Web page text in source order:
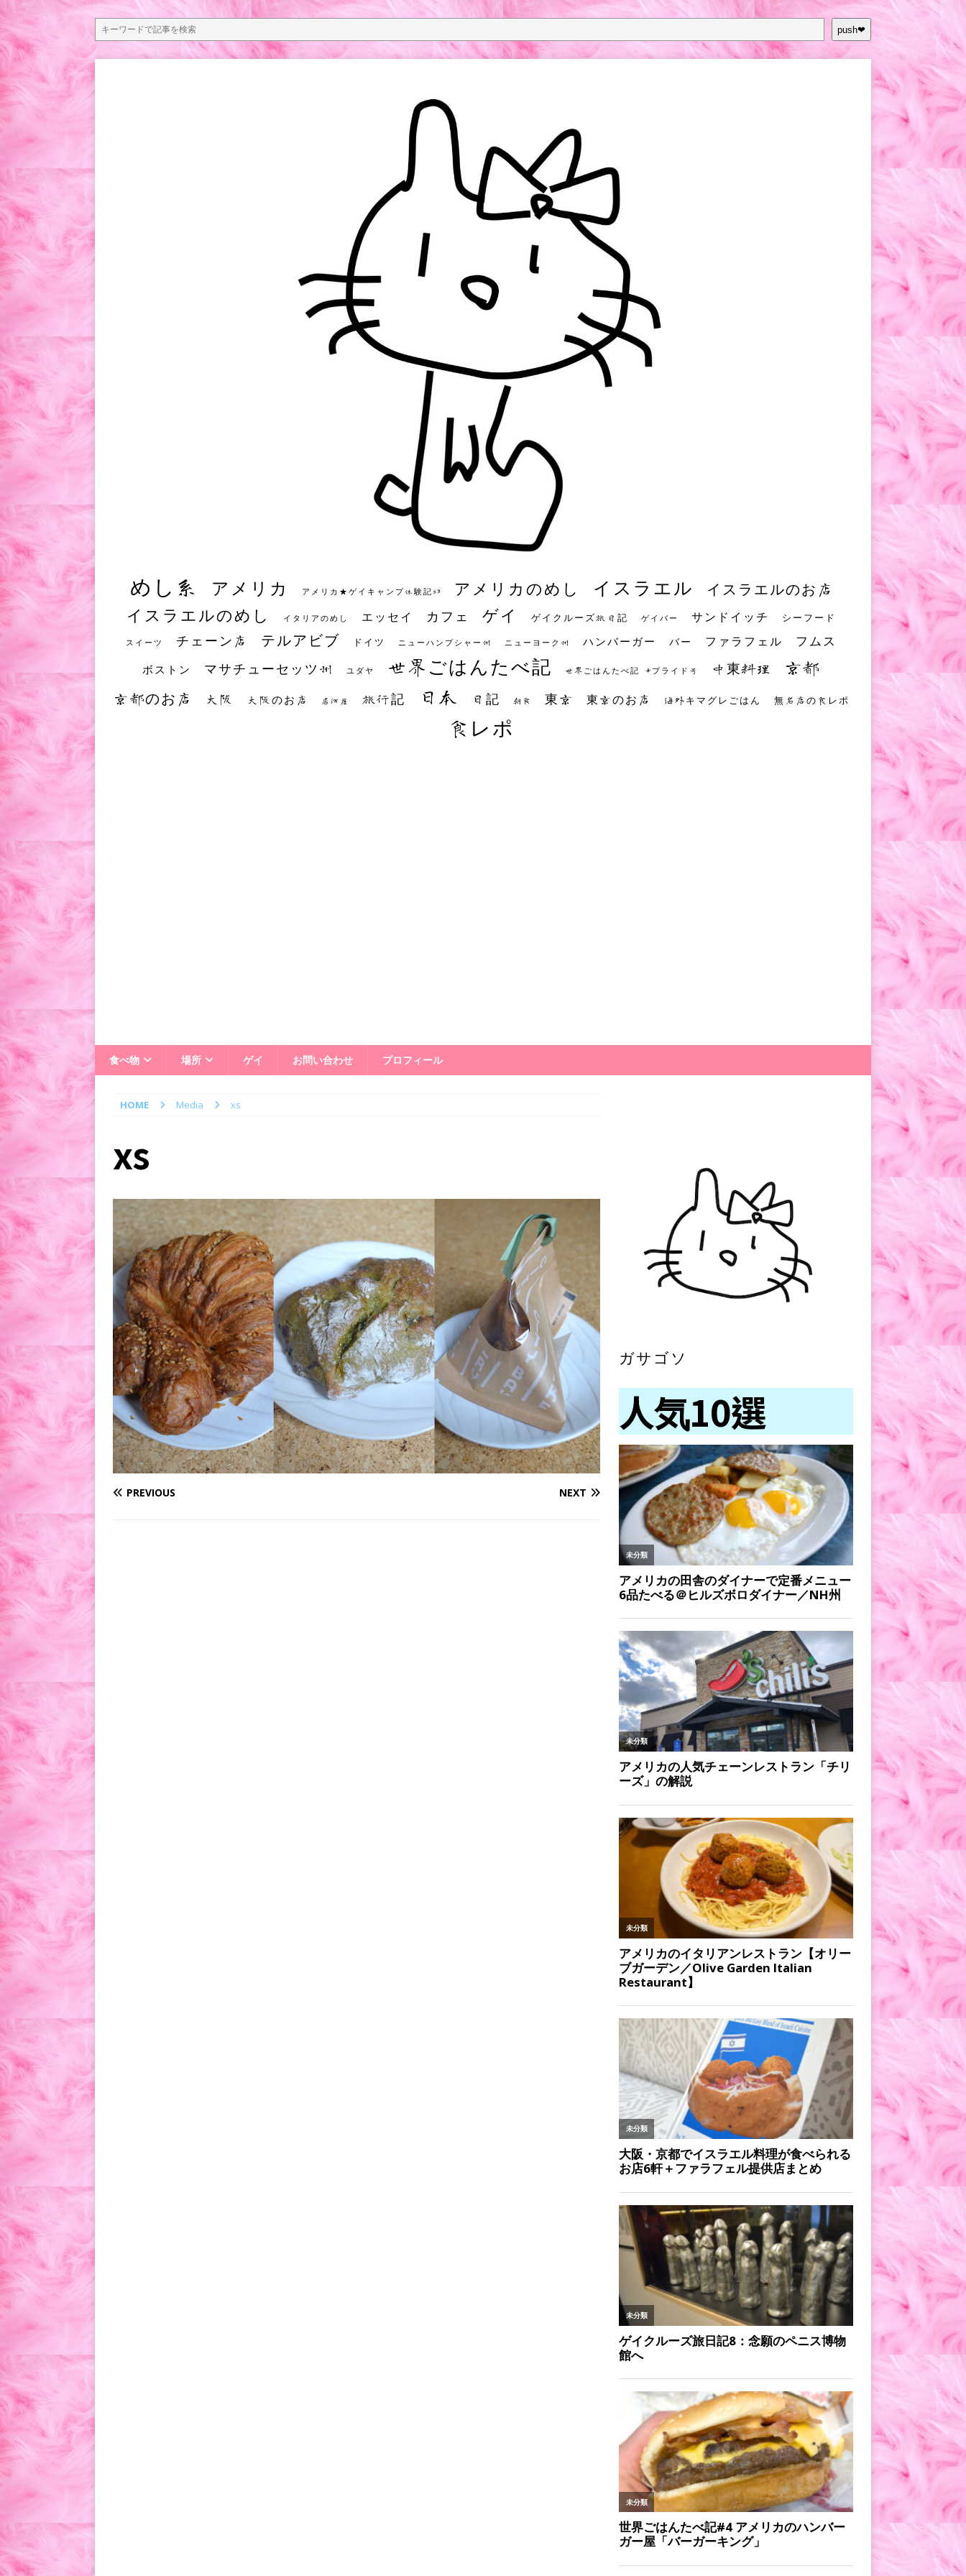
push❤︎
めし系 アメリカ アメリカ★ゲイキャンプ体験記S3 アメリカのめし イスラエル イスラエルのお店
イスラエルのめし イタリアのめし エッセイ カフェ ゲイ ゲイクルーズ旅日記 ゲイバー サンドイッチ シーフード
スイーツ チェーン店 テルアビブ ドイツ ニューハンプシャー州 ニューヨーク州 ハンバーガー バー ファラフェル フムス
ボストン マサチューセッツ州 ユダヤ 世界ごはんたべ記 世界ごはんたべ記 #プライド号 中東料理 京都
京都のお店 大阪 大阪のお店 居酒屋 旅行記 日本 日記 朝食 東京 東京のお店 海外キマグレごはん 無名店の食レポ
食レポ
食べ物 場所 ゲイ お問い合わせ プロフィール
HOME Media xs
xs
PREVIOUS NEXT
ガサゴソ
人気10選